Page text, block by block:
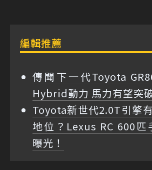
編輯推薦
傳聞下一代Toyota
Hybrid動力 馬力有望突
Toyota新世代2.0T引擎
地位？Lexus RC 600匹
曝光！